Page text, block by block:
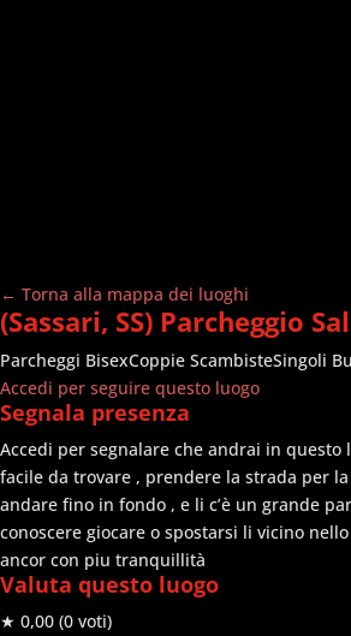
← Torna alla mappa dei luoghi
(Sassari, SS) Parcheggio
Parcheggi BisexCoppie ScambisteSingoli
Accedi per seguire questo luogo
Segnala presenza
Accedi per segnalare che andrai in questo
facile da trovare , prendere la strada per
andare fino in fondo , e li c’è un grande
conoscere giocare o spostarsi li vicino
ancor con piu tranquillità
Valuta questo luogo
★ 0,00 (0 voti)